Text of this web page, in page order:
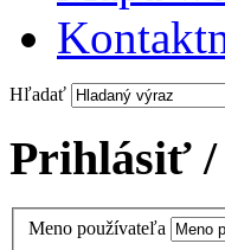
Hľadať
Prihlásiť
Meno používateľa